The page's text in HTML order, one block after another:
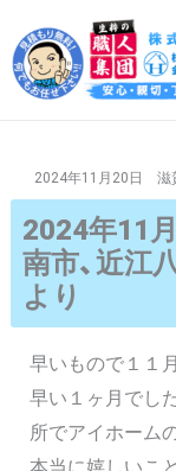
容
を
2024年11月20日 滋賀
2024年11
南市、近江
より
早いもので１１
早い１ヶ月でし
所でアイホーム